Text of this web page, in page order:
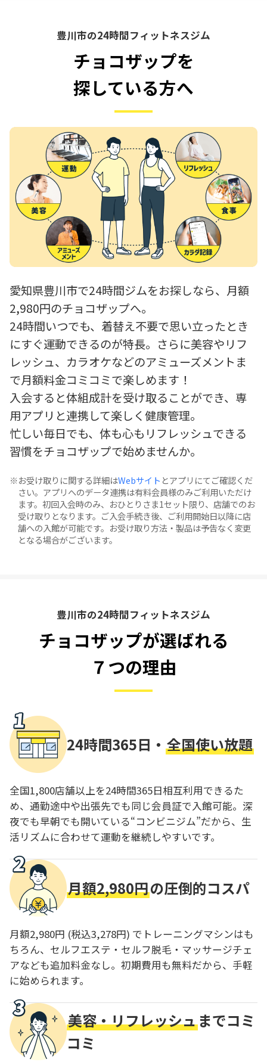
豊川市の24時間フィットネスジム
チョコザップを
探している方へ
愛知県豊川市で24時間ジムをお探しなら、月額
2,980円のチョコザップへ。
24時間いつでも、着替え不要で思い立ったとき
にすぐ運動できるのが特長。さらに美容やリフ
レッシュ、カラオケなどのアミューズメントま
で月額料金コミコミで楽しめます！
入会すると体組成計を受け取ることができ、専
用アプリと連携して楽しく健康管理。
忙しい毎日でも、体も心もリフレッシュできる
習慣をチョコザップで始めませんか。
お受け取りに関する詳細はWebサイト とアプリにてご確認くだ
さい。アプリへのデータ連携は有料会員様のみご利用いただけ
ます。初回入会時のみ、おひとりさま1セット限り、店舗でのお
受け取りとなります。ご入会手続き後、ご利用開始日以降に店
舗への入館が可能です。お受け取り方法・製品は予告なく変更
となる場合がございます。
豊川市の24時間フィットネスジム
チョコザップが選ばれる
７つの理由
24時間365日・ 全国使い放題
全国1,800店舗以上を24時間365日相互利用できるた
め、通勤途中や出張先でも同じ会員証で入館可能。深
夜でも早朝でも開いている“コンビニジム”だから、生
活リズムに合わせて運動を継続しやすいです。
月額2,980円の圧倒的コスパ
月額2,980円 (税込3,278円) でトレーニングマシンはも
ちろん、セルフエステ・セルフ脱毛・マッサージチェ
アなども追加料金なし。初期費用も無料だから、手軽
に始められます。
美容・リフレッシュまでコミ
コミ